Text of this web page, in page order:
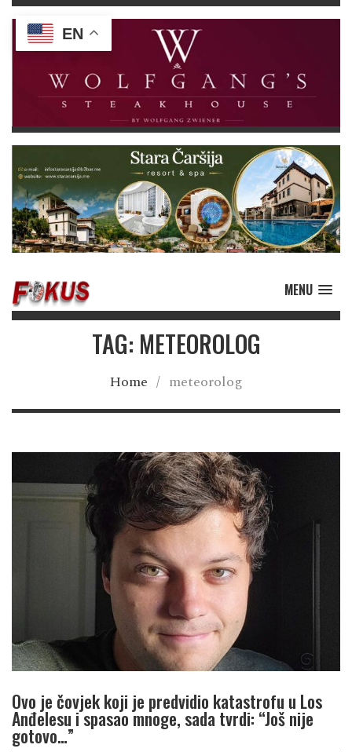
MENU
TAG: METEOROLOG
Home / meteorolog
Ovo je čovjek koji je predvidio katastrofu u Los
Anđelesu i spasao mnoge, sada tvrdi: “Još nije
gotovo…”
EN